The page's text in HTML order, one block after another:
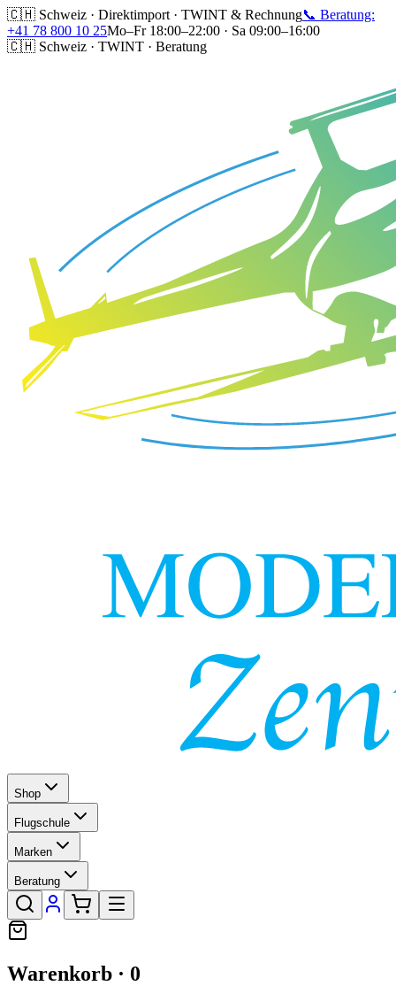
🇨🇭 Schweiz · Direktimport · TWINT & Rechnung📞 Beratung:
+41 78 800 10 25Mo–Fr 18:00–22:00 · Sa 09:00–16:00
🇨🇭 Schweiz · TWINT · Beratung
Shop
Flugschule
Marken
Beratung
Warenkorb · 0